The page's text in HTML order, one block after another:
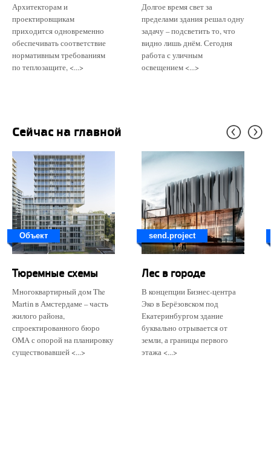
Архитекторам и
проектировщикам
приходится одновременно
обеспечивать соответствие
нормативным требованиям
по теплозащите, <...>
Долгое время свет за
пределами здания решал одну
задачу – подсветить то, что
видно лишь днём. Сегодня
работа с уличным
освещением <...>
Сейчас на главной
Объект
Тюремные схемы
Многоквартирный дом The
Martin в Амстердаме – часть
жилого района,
спроектированного бюро
OMA с опорой на планировку
существовавшей <...>
send.project
Лес в городе
В концепции Бизнес-центра
Эко в Берёзовском под
Екатеринбургом здание
буквально отрывается от
земли, а границы первого
этажа <...>